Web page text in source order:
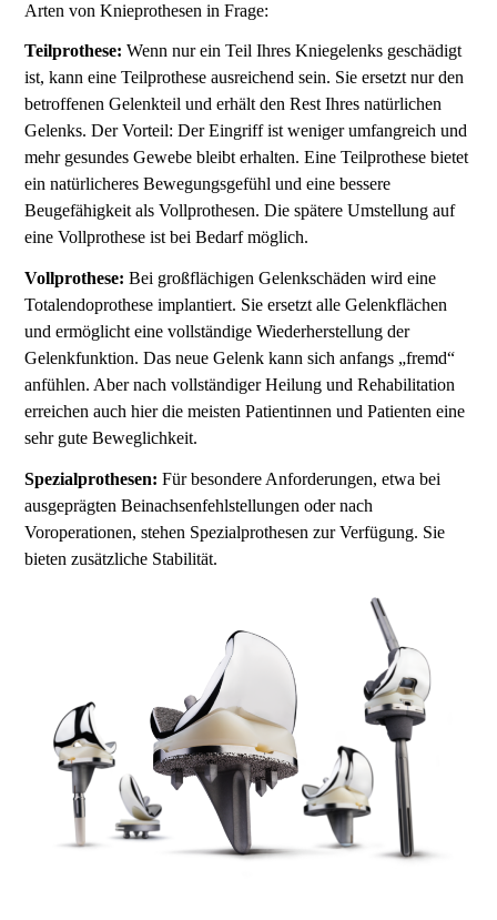
Arten von Knieprothesen in Frage:
Teilprothese: Wenn nur ein Teil Ihres Kniegelenks geschädigt
ist, kann eine Teilprothese ausreichend sein. Sie ersetzt nur den
betroffenen Gelenkteil und erhält den Rest Ihres natürlichen
Gelenks. Der Vorteil: Der Eingriff ist weniger umfangreich und
mehr gesundes Gewebe bleibt erhalten. Eine Teilprothese bietet
ein natürlicheres Bewegungsgefühl und eine bessere
Beugefähigkeit als Vollprothesen. Die spätere Umstellung auf
eine Vollprothese ist bei Bedarf möglich.
Vollprothese: Bei großflächigen Gelenkschäden wird eine
Totalendoprothese implantiert. Sie ersetzt alle Gelenkflächen
und ermöglicht eine vollständige Wiederherstellung der
Gelenkfunktion. Das neue Gelenk kann sich anfangs „fremd“
anfühlen. Aber nach vollständiger Heilung und Rehabilitation
erreichen auch hier die meisten Patientinnen und Patienten eine
sehr gute Beweglichkeit.
Spezialprothesen: Für besondere Anforderungen, etwa bei
ausgeprägten Beinachsenfehlstellungen oder nach
Voroperationen, stehen Spezialprothesen zur Verfügung. Sie
bieten zusätzliche Stabilität.